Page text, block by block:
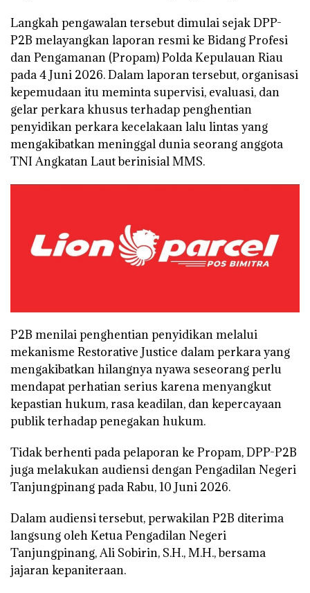
Langkah pengawalan tersebut dimulai sejak DPP-
P2B melayangkan laporan resmi ke Bidang Profesi
dan Pengamanan (Propam) Polda Kepulauan Riau
pada 4 Juni 2026. Dalam laporan tersebut, organisasi
kepemudaan itu meminta supervisi, evaluasi, dan
gelar perkara khusus terhadap penghentian
penyidikan perkara kecelakaan lalu lintas yang
mengakibatkan meninggal dunia seorang anggota
TNI Angkatan Laut berinisial MMS.
P2B menilai penghentian penyidikan melalui
mekanisme Restorative Justice dalam perkara yang
mengakibatkan hilangnya nyawa seseorang perlu
mendapat perhatian serius karena menyangkut
kepastian hukum, rasa keadilan, dan kepercayaan
publik terhadap penegakan hukum.
Tidak berhenti pada pelaporan ke Propam, DPP-P2B
juga melakukan audiensi dengan Pengadilan Negeri
Tanjungpinang pada Rabu, 10 Juni 2026.
Dalam audiensi tersebut, perwakilan P2B diterima
langsung oleh Ketua Pengadilan Negeri
Tanjungpinang, Ali Sobirin, S.H., M.H., bersama
jajaran kepaniteraan.